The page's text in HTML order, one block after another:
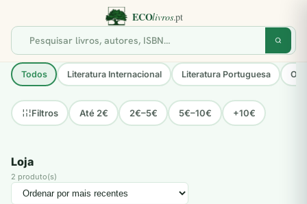
Todos Literatura Internacional Literatura Portuguesa
Filtros Até 2€ 2€–5€ 5€–10€ +10€
Loja
2 produto(s)